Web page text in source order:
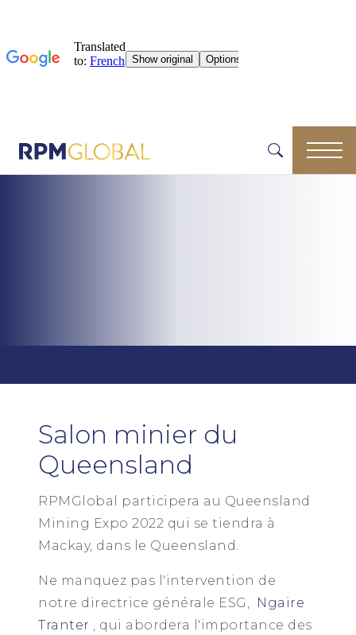
Salon minier du
Queensland
RPMGlobal participera au Queensland
Mining Expo 2022 qui se tiendra à
Mackay, dans le Queensland.
Ne manquez pas l'intervention de
notre directrice générale ESG, Ngaire
Tranter , qui abordera l'importance des